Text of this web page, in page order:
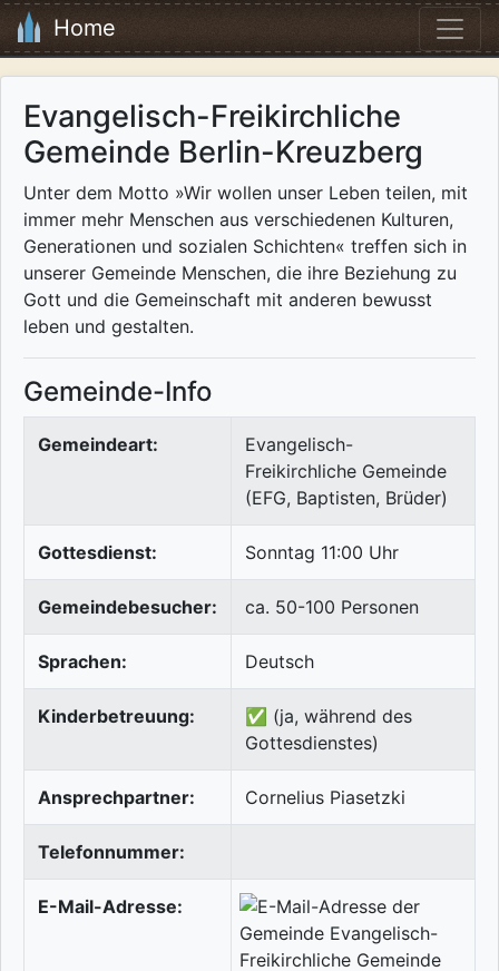
Home
Evangelisch-Freikirchliche
Gemeinde Berlin-Kreuzberg
Unter dem Motto »Wir wollen unser Leben teilen, mit
immer mehr Menschen aus verschiedenen Kulturen,
Generationen und sozialen Schichten« treffen sich in
unserer Gemeinde Menschen, die ihre Beziehung zu
Gott und die Gemeinschaft mit anderen bewusst
leben und gestalten.
Gemeinde-Info
Gemeindeart:
Evangelisch-
Freikirchliche Gemeinde
(EFG, Baptisten, Brüder)
Gottesdienst: Sonntag 11:00 Uhr
Gemeindebesucher: ca. 50-100 Personen
Sprachen: Deutsch
Kinderbetreuung:
✅ (ja, während des
Gottesdienstes)
Ansprechpartner: Cornelius Piasetzki
Telefonnummer:
E-Mail-Adresse: